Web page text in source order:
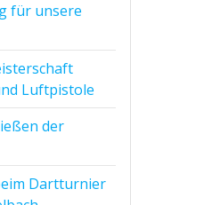
für unsere
Luftpistole
der
Dartturnier